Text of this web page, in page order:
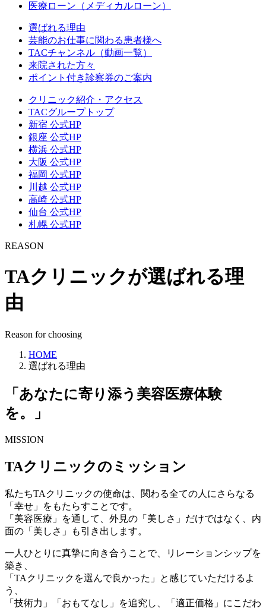
医療ローン（メディカルローン）
選ばれる理由
芸能のお仕事に関わる患者様へ
TACチャンネル（動画一覧）
来院された方々
ポイント付き診察券のご案内
クリニック紹介・アクセス
TACグループトップ
新宿 公式HP
銀座 公式HP
横浜 公式HP
大阪 公式HP
福岡 公式HP
川越 公式HP
高崎 公式HP
仙台 公式HP
札幌 公式HP
REASON
TAクリニックが選ばれる理
由
Reason for choosing
HOME
選ばれる理由
「あなたに寄り添う美容医療体験
を。」
MISSION
TAクリニックの ミッション
私たちTAクリニックの使命は、関わる全ての人にさらなる
「 幸せ 」をもたらすことです。
「美容医療」を通して、外見の「美しさ」だけではなく、内
面の「美しさ」も引き出します。
一人ひとりに真摯に向き合うことで、リレーションシップを
築き、
「 TAクリニックを選んで良かった 」と感じていただけるよ
う、
「技術力」「おもてなし」を追究し、「適正価格」にこだわ